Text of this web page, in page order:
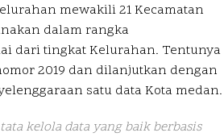
mewakili 21 Kecamatan
dalam rangka
dari tingkat Kelurahan. Tentunya
2019 dan dilanjutkan dengan
satu data Kota medan.
kelola data yang baik berbasis